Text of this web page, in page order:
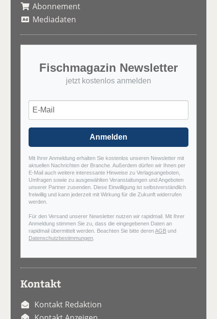
Abonnement
Mediadaten
Fischmagazin Newsletter
jetzt kostenlos anmelden
Anmelden
Mit Ihrer Anmeldung erhalten Sie kostenlos unseren Newsletter mit
aktuellen Nachrichten der Branche. Außerdem dürfen wir Ihnen per
E-Mail auch weitere interessante Hinweise zu Verlagsangeboten,
Umfragen sowie zu ausgewählten Veranstaltungen und Angeboten
unserer Partner zusenden. Diese Einwilligung ist selbstverständlich
freiwillig und kann jederzeit mit Wirkung für die Zukunft widerrufen
werden.
Für den Versand unserer Newsletter nutzen wir rapidmail. Mit Ihrer
Anmeldung stimmen Sie zu, dass die eingegebenen Daten an
rapidmail übermittelt werden. Beachten Sie bitte derenAGB und
Datenschutzbestimmungen
Kontakt
Kontakt Redaktion